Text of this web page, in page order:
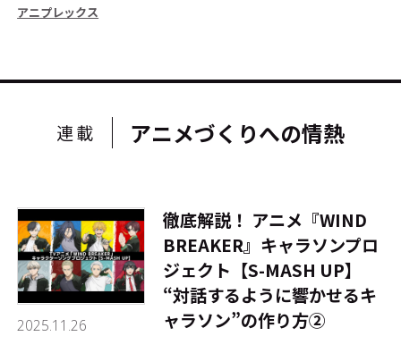
アニプレックス
連載 アニメづくりへの情熱
2025.11.26
徹底解説！ アニメ『WIND
BREAKER』キャラソンプロ
ジェクト【S-MASH UP】
――“対話するように響かせるキ
ャラソン”の作り方②